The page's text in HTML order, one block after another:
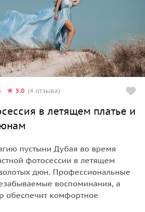
5.0 (4 отзыва)
в летящем платье и
пустыни Дубая во время
фотосессии в летящем
дюн. Профессиональные
воспоминания, а
обеспечит комфортное